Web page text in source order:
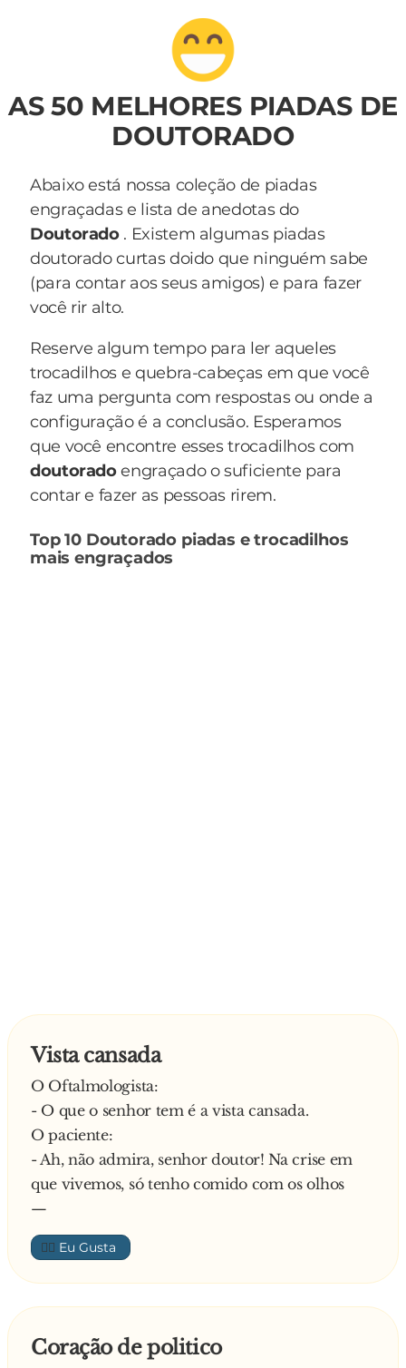
AS 50 MELHORES PIADAS DE
DOUTORADO
Abaixo está nossa coleção de piadas
engraçadas e lista de anedotas do
Doutorado. Existem algumas piadas
doutorado curtas doido que ninguém sabe
(para contar aos seus amigos) e para fazer
você rir alto.
Reserve algum tempo para ler aqueles
trocadilhos e quebra-cabeças em que você
faz uma pergunta com respostas ou onde a
configuração é a conclusão. Esperamos
que você encontre esses trocadilhos com
doutoradoengraçado o suficiente para
contar e fazer as pessoas rirem.
Top 10 Doutorado piadas e trocadilhos
mais engraçados
Vista cansada
O Oftalmologista:
- O que o senhor tem é a vista cansada.
O paciente:
- Ah, não admira, senhor doutor! Na crise em
que vivemos, só tenho comido com os olhos
—
👍🏼
Coração de politico